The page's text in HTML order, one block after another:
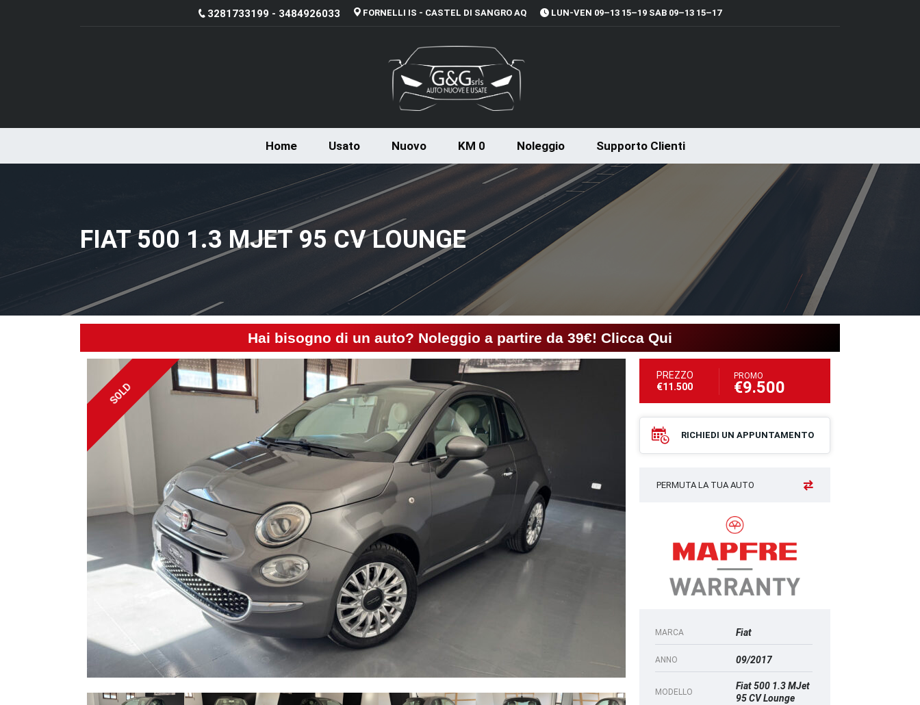
LUN-VEN 09–13 15–19 SAB 09–13 15–17
FORNELLI IS - CASTEL DI SANGRO AQ
3281733199 - 3484926033
Home Usato Nuovo KM 0 Noleggio Supporto Clienti
FIAT 500 1.3 MJET 95 CV LOUNGE
Hai bisogno di un auto? Noleggio a partire da 39€! Clicca Qui
SOLD
PREZZO
€11.500
PROMO
€9.500
RICHIEDI UN APPUNTAMENTO
PERMUTA LA TUA AUTO
MARCA Fiat
ANNO 09/2017
MODELLO
Fiat 500 1.3 MJet
95 CV Lounge